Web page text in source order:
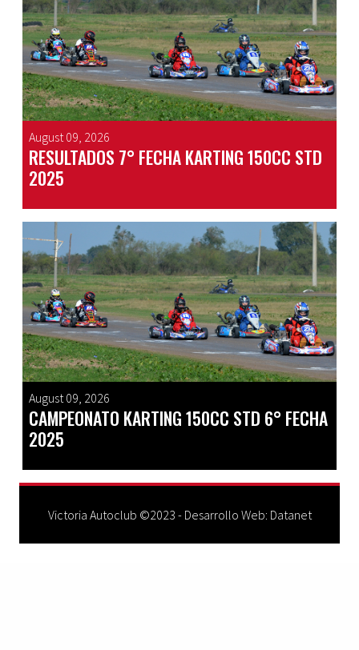
August 09, 2026
RESULTADOS 7° FECHA KARTING 150CC STD
2025
August 09, 2026
CAMPEONATO KARTING 150CC STD 6° FECHA
2025
Victoria Autoclub ©2023 - Desarrollo Web: Datanet